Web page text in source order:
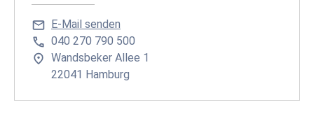
E-Mail senden
040 270 790 500
Wandsbeker Allee 1
22041 Hamburg